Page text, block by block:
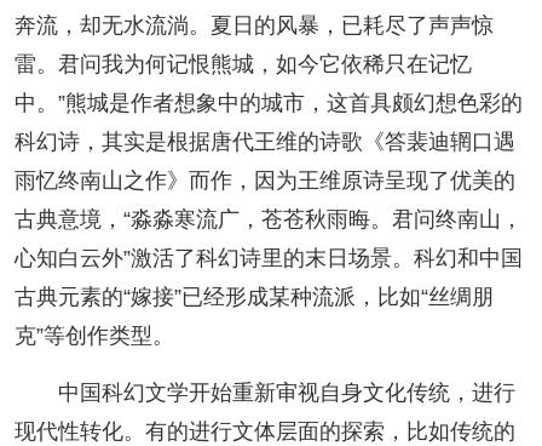
奔流，却无水流淌。夏日的风暴，已耗尽了声声惊
雷。君问我为何记恨熊城，如今它依稀只在记忆
中。”熊城是作者想象中的城市，这首具颇幻想色彩的
科幻诗，其实是根据唐代王维的诗歌《答裴迪辋口遇
雨忆终南山之作》而作，因为王维原诗呈现了优美的
古典意境，“淼淼寒流广，苍苍秋雨晦。君问终南山，
心知白云外”激活了科幻诗里的末日场景。科幻和中国
古典元素的“嫁接”已经形成某种流派，比如“丝绸朋
克”等创作类型。
中国科幻文学开始重新审视自身文化传统，进行
现代性转化。有的进行文体层面的探索，比如传统的